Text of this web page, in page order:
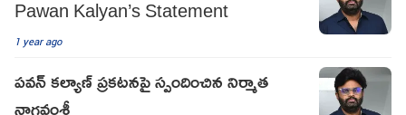
Pawan Kalyan’s Statement
1 year ago
ప‌వ‌న్ క‌ల్యాణ్ ప్ర‌క‌ట‌న‌పై స్పందించిన నిర్మాత
నాగ‌వంశీ